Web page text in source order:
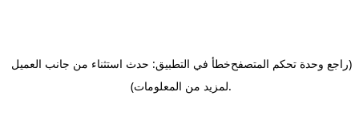
خطأ في التطبيق: حدث استثناء من جانب العميل(راجع وحدة تحكم المتصفح
لمزيد من المعلومات).